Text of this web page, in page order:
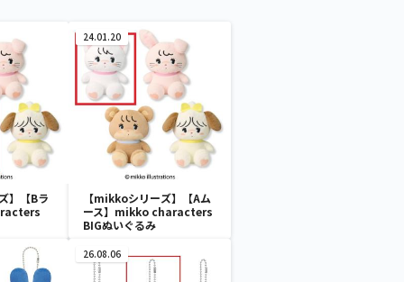
】【Bラ
24.01.20
【mikkoシリーズ】【Aム
ース】mikko characters
BIGぬいぐるみ
26.08.06